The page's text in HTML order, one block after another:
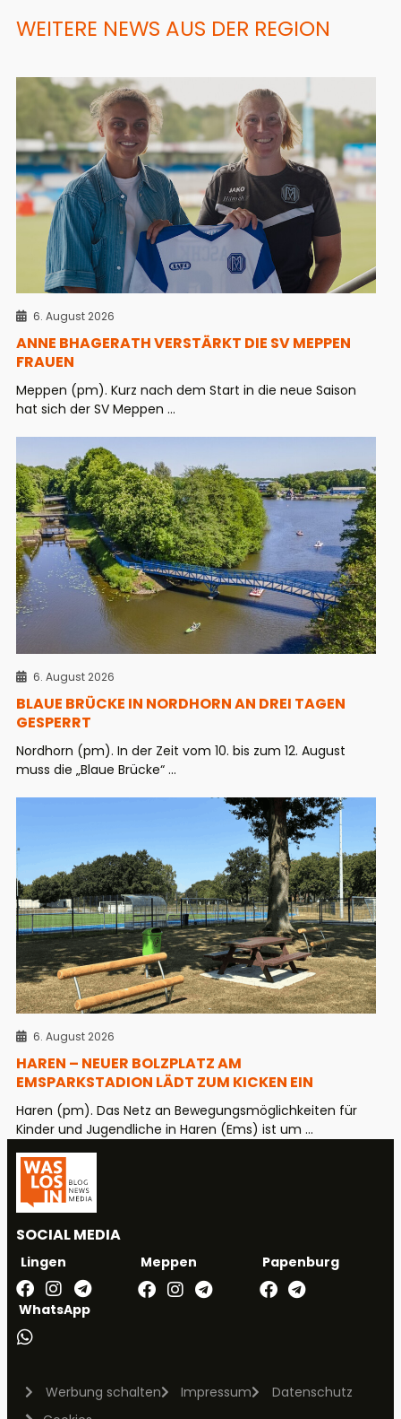
WEITERE NEWS AUS DER REGION
6. August 2026
ANNE BHAGERATH VERSTÄRKT DIE SV MEPPEN
FRAUEN
Meppen (pm). Kurz nach dem Start in die neue Saison
hat sich der SV Meppen ...
6. August 2026
BLAUE BRÜCKE IN NORDHORN AN DREI TAGEN
GESPERRT
Nordhorn (pm). In der Zeit vom 10. bis zum 12. August
muss die „Blaue Brücke“ ...
6. August 2026
HAREN – NEUER BOLZPLATZ AM
EMSPARKSTADION LÄDT ZUM KICKEN EIN
Haren (pm). Das Netz an Bewegungsmöglichkeiten für
Kinder und Jugendliche in Haren (Ems) ist um ...
SOCIAL MEDIA
Lingen Meppen Papenburg
WhatsApp
Werbung schalten Impressum
Datenschutz